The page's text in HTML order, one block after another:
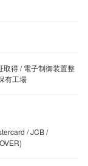
取得 / 電子制御装置整
有工場
/ JCB /